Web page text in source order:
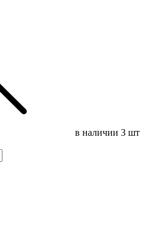
в наличии 3 шт